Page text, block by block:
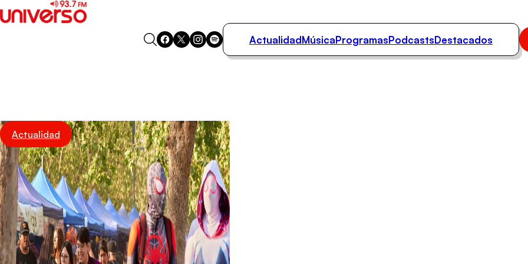
Podcasts
Destacados
ActualidadMúsicaProgramasPodcastsDestacados
Actualidad